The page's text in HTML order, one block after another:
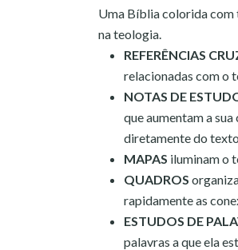
Uma Bíblia colorida com
na teologia.
REFERÊNCIAS
relacionadas com o
NOTAS DE
que aumentam a
diretamente do
MAPAS iluminam o
QUADROS
rapidamente as
ESTUDOS DE
palavras a que ela